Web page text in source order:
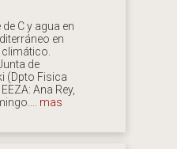
C y agua en
en
de
(Dpto Fisica
Ana Rey,
mas